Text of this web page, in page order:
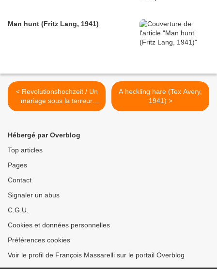
Man hunt (Fritz Lang, 1941)
< Revolutionshochzeit / Un
mariage sous la terreur
(A.W. Sandberg, 1928)
A heckling hare (Tex Avery,
1941) >
Hébergé par Overblog
Top articles
Pages
Contact
Signaler un abus
C.G.U.
Cookies et données personnelles
Préférences cookies
Voir le profil de François Massarelli sur le portail Overblog